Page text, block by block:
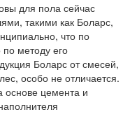
для пола сейчас
такими как Боларс,
что по
по методу его
Боларс от смесей,
особо не отличается.
основе цемента и